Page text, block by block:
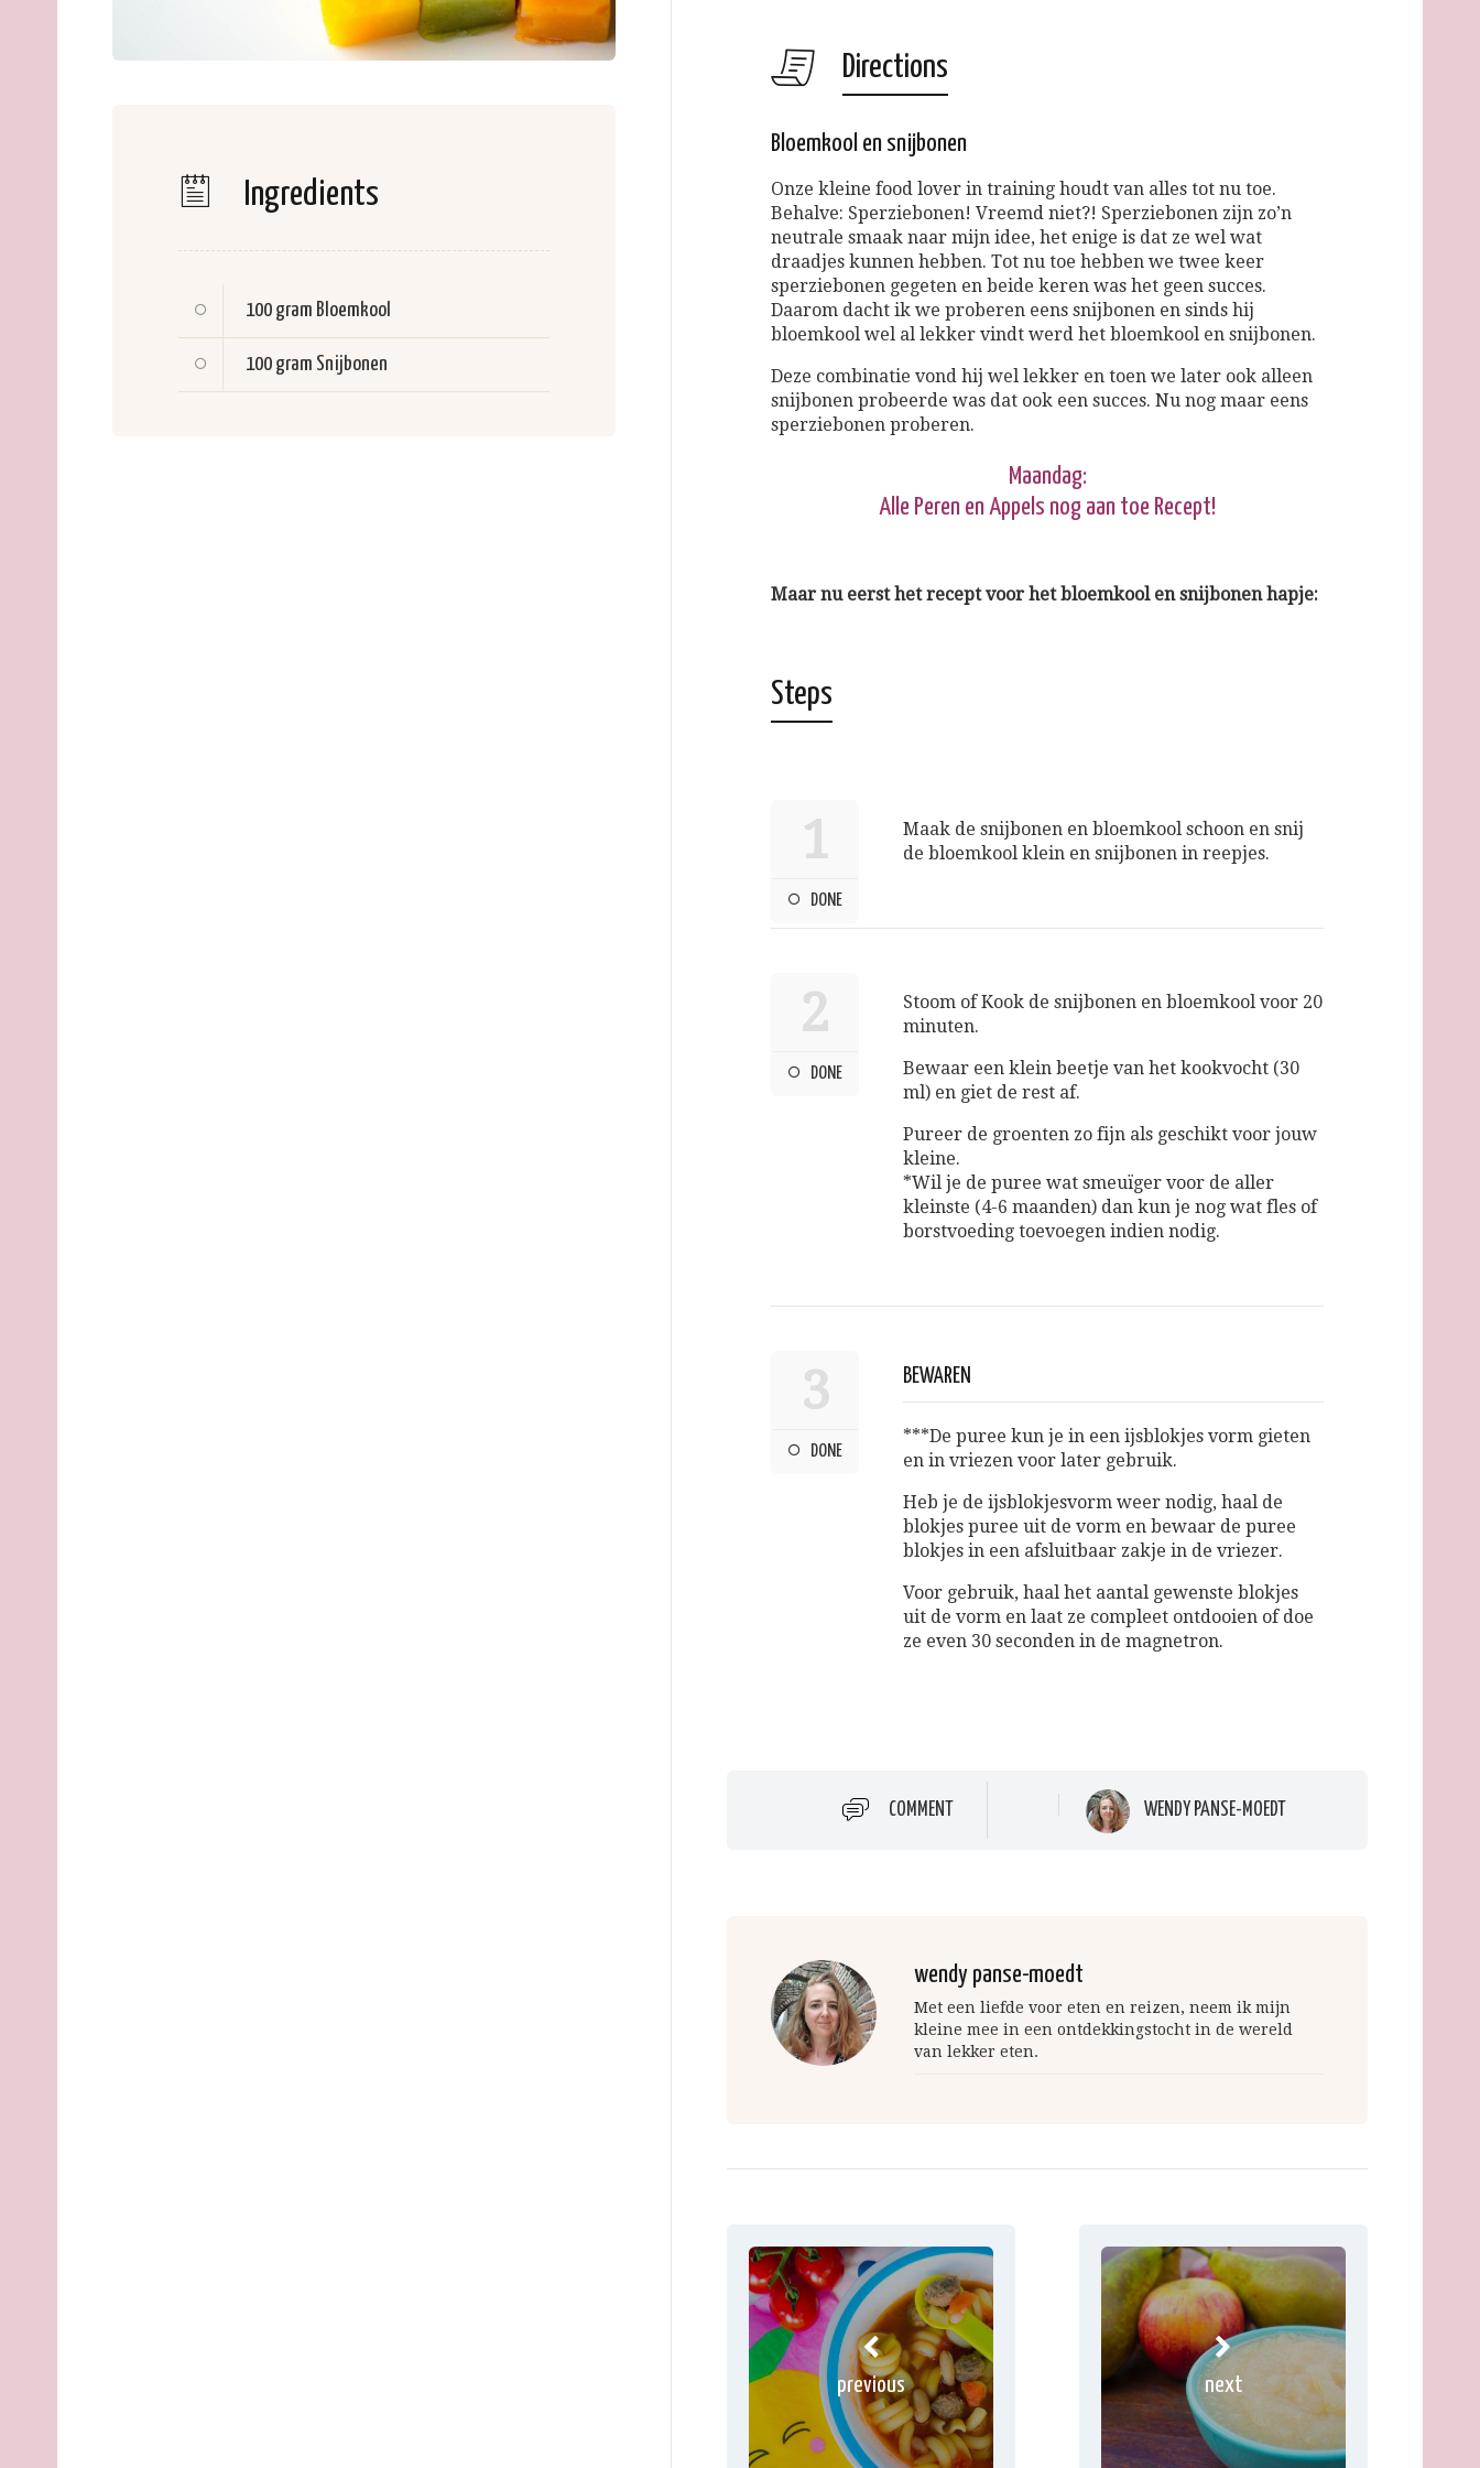
Ingredients
100 gram Bloemkool
100 gram Snijbonen
Directions
Bloemkool en snijbonen
Onze kleine food lover in training houdt van alles tot nu toe.
Behalve: Sperziebonen! Vreemd niet?! Sperziebonen zijn zo’n
neutrale smaak naar mijn idee, het enige is dat ze wel wat
draadjes kunnen hebben. Tot nu toe hebben we twee keer
sperziebonen gegeten en beide keren was het geen succes.
Daarom dacht ik we proberen eens snijbonen en sinds hij
bloemkool wel al lekker vindt werd het bloemkool en snijbonen.
Deze combinatie vond hij wel lekker en toen we later ook alleen
snijbonen probeerde was dat ook een succes. Nu nog maar eens
sperziebonen proberen.
Maandag:
Alle Peren en Appels nog aan toe Recept!
Maar nu eerst het recept voor het bloemkool en snijbonen hapje:
Steps
1
DONE
Maak de snijbonen en bloemkool schoon en snij
de bloemkool klein en snijbonen in reepjes.
2
DONE
Stoom of Kook de snijbonen en bloemkool voor 20
minuten.
Bewaar een klein beetje van het kookvocht (30
ml) en giet de rest af.
Pureer de groenten zo fijn als geschikt voor jouw
kleine.
*Wil je de puree wat smeuïger voor de aller
kleinste (4-6 maanden) dan kun je nog wat fles of
borstvoeding toevoegen indien nodig.
3
DONE
BEWAREN
***De puree kun je in een ijsblokjes vorm gieten
en in vriezen voor later gebruik.
Heb je de ijsblokjesvorm weer nodig, haal de
blokjes puree uit de vorm en bewaar de puree
blokjes in een afsluitbaar zakje in de vriezer.
Voor gebruik, haal het aantal gewenste blokjes
uit de vorm en laat ze compleet ontdooien of doe
ze even 30 seconden in de magnetron.
COMMENT WENDY PANSE-MOEDT
wendy panse-moedt
Met een liefde voor eten en reizen, neem ik mijn
kleine mee in een ontdekkingstocht in de wereld
van lekker eten.
previous next